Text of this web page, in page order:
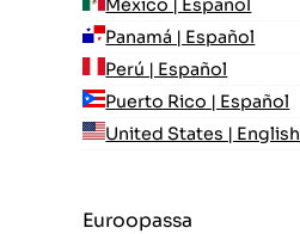
México | Español
Panamá | Español
Perú | Español
Puerto Rico | Español
United States | English
Euroopassa